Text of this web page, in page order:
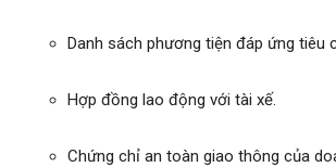
Danh sách phương tiện đáp ứng tiêu
Hợp đồng lao động với tài xế.
Chứng chỉ an toàn giao thông của